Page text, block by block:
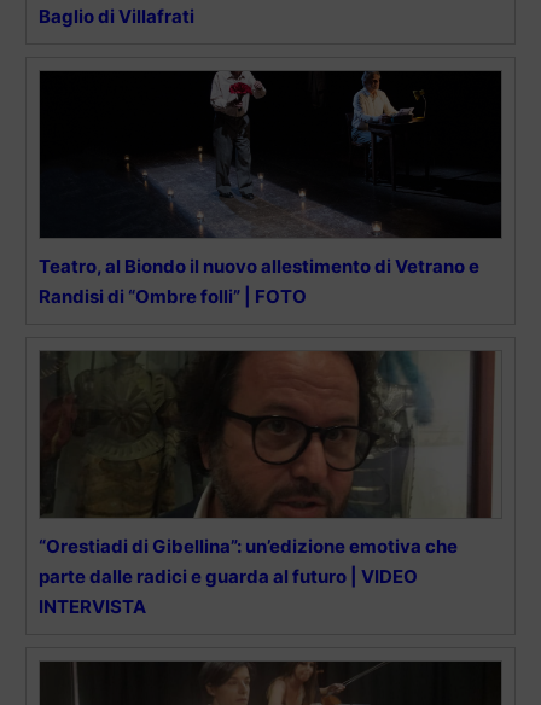
Baglio di Villafrati
Teatro, al Biondo il nuovo allestimento di Vetrano e
Randisi di “Ombre folli” | FOTO
“Orestiadi di Gibellina”: un’edizione emotiva che
parte dalle radici e guarda al futuro | VIDEO
INTERVISTA